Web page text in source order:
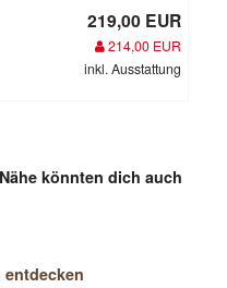
219,00 EUR
214,00 EUR
inkl. Ausstattung
könnten dich auch